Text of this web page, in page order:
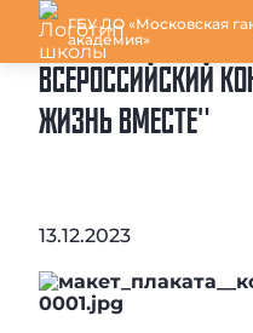
ГБУ ДО «Московская
академия»
ВСЕРОССИЙСКИЙ
ЖИЗНЬ ВМЕСТЕ"
13.12.2023